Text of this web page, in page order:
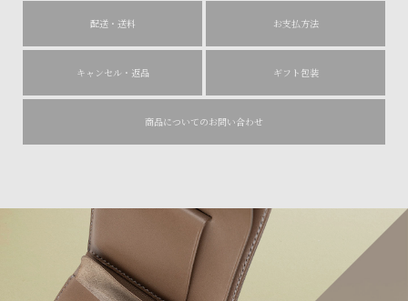
配送・送料 お支払方法
キャンセル・返品 ギフト包装
商品についてのお問い合わせ